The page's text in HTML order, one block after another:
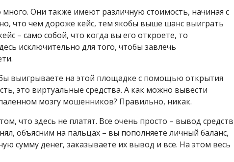
много. Они также имеют различную стоимость, начиная с
что чем дороже кейс, тем якобы выше шанс выиграть
– само собой, что когда вы его откроете, то
исключительно для того, чтобы завлечь
выигрываете на этой площадке с помощью открытия
это виртуальные средства. А как можно вывести
мозгу мошенников? Правильно, никак.
что здесь не платят. Все очень просто – вывод средств
объясним на пальцах – вы пополняете личный баланс,
сумму денег, заказываете их вывод и все. На этом весь